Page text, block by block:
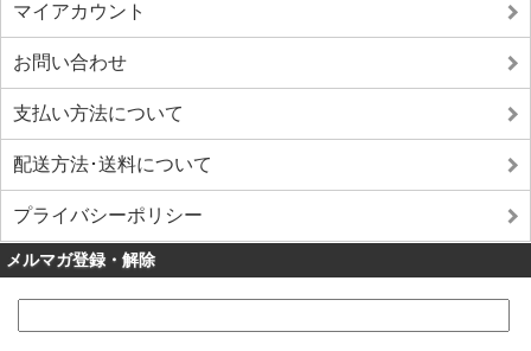
マイアカウント
お問い合わせ
支払い方法について
配送方法･送料について
プライバシーポリシー
メルマガ登録・解除